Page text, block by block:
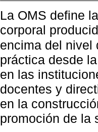
La OMS define
corporal
encima del nivel
práctica desde
en las
docentes y
en la
promoción de la